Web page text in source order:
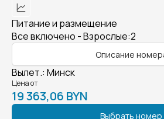
Питание и размещение
Все включено - Взрослые:2
Описание
Вылет.: Минск
Цена от
19 363,06 BYN
Выбрать номер